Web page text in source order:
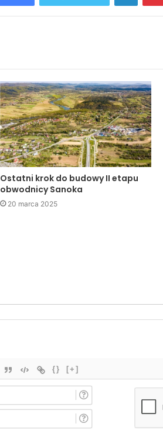
Ostatni krok do budowy II etapu
obwodnicy Sanoka
20 marca 2025
{} [+]
i
*